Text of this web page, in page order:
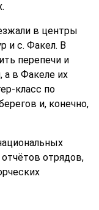
в центры
и с. Факел. В
перепечи и
а в Факеле их
класс по
и, конечно,
отрядов,